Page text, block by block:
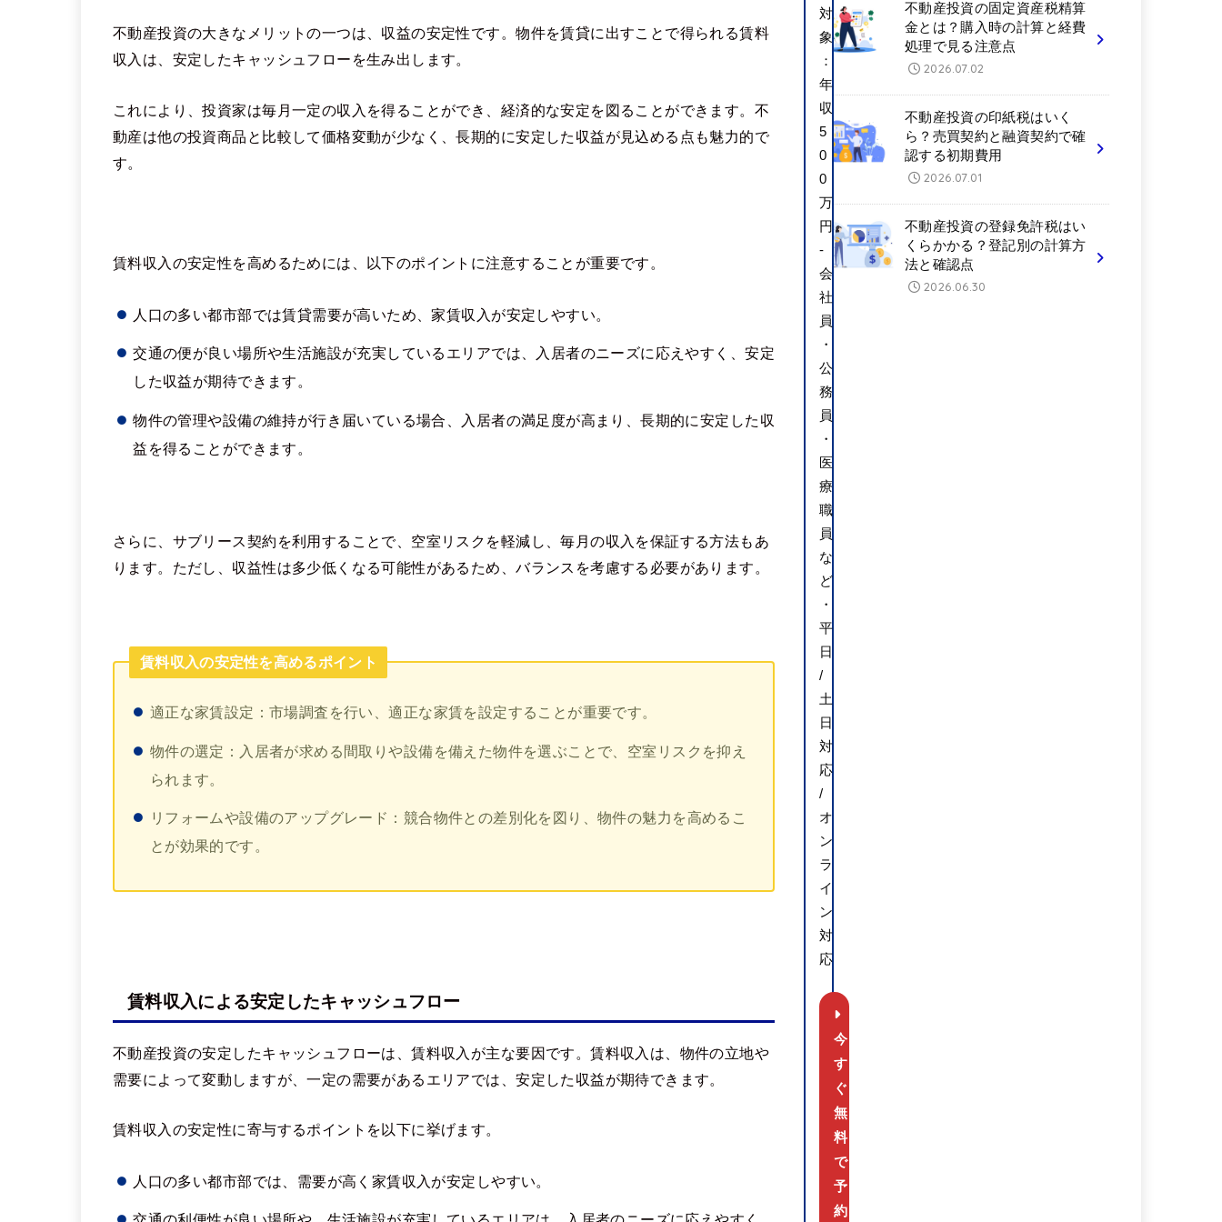
不動産投資の大きなメリットの一つは、収益の安定性です。物件を賃貸に出すことで得られる賃料
収入は、安定したキャッシュフローを生み出します。
これにより、投資家は毎月一定の収入を得ることができ、経済的な安定を図ることができます。不
動産は他の投資商品と比較して価格変動が少なく、長期的に安定した収益が見込める点も魅力的で
す​​​​。
賃料収入の安定性を高めるためには、以下のポイントに注意することが重要です。
人口の多い都市部では賃貸需要が高いため、家賃収入が安定しやすい。
交通の便が良い場所や生活施設が充実しているエリアでは、入居者のニーズに応えやすく、安定
した収益が期待できます。
物件の管理や設備の維持が行き届いている場合、入居者の満足度が高まり、長期的に安定した収
益を得ることができます。
さらに、サブリース契約を利用することで、空室リスクを軽減し、毎月の収入を保証する方法もあ
ります。ただし、収益性は多少低くなる可能性があるため、バランスを考慮する必要があります​​。
賃料収入の安定性を高めるポイント
適正な家賃設定：市場調査を行い、適正な家賃を設定することが重要です。
物件の選定：入居者が求める間取りや設備を備えた物件を選ぶことで、空室リスクを抑え
られます。
リフォームや設備のアップグレード：競合物件との差別化を図り、物件の魅力を高めるこ
とが効果的です。
賃料収入による安定したキャッシュフロー
不動産投資の安定したキャッシュフローは、賃料収入が主な要因です。賃料収入は、物件の立地や
需要によって変動しますが、一定の需要があるエリアでは、安定した収益が期待できます。
賃料収入の安定性に寄与するポイントを以下に挙げます。
人口の多い都市部では、需要が高く家賃収入が安定しやすい。
不動産投資の固定資産税精算
金とは？購入時の計算と経費
処理で見る注意点
2026.07.02
不動産投資の印紙税はいく
ら？売買契約と融資契約で確
認する初期費用
2026.07.01
不動産投資の登録免許税はい
くらかかる？登記別の計算方
法と確認点
2026.06.30
対
象
：
年
収
5
0
0
万
円
-
会
社
員
・
公
務
員
・
医
療
職
員
な
ど
・
平
日
/
土
日
対
応
/
オ
ン
ラ
イ
ン
対
応
今
す
ぐ
無
料
で
予
約